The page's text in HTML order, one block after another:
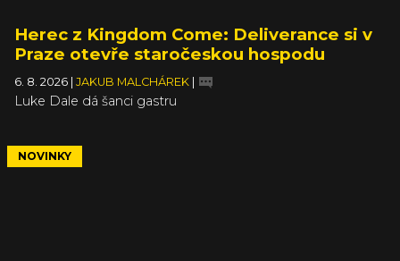
Herec z Kingdom Come: Deliverance si v
Praze otevře staročeskou hospodu
6. 8. 2026 | JAKUB MALCHÁREK |
Luke Dale dá šanci gastru
NOVINKY